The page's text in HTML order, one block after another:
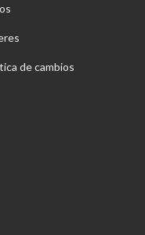
de cambios